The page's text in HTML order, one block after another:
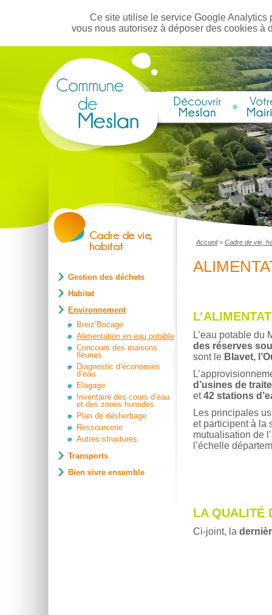
Ce site utilise le service Google
vous nous autorisez à déposer des cookies
Gestion des déchets
Habitat
Environnement
Breiz’Bocage
Alimentation en eau potable
Concours des maisons
fleuries
Diagnostic d’économies
d’eau
Elagage
Inventaire des cours d’eau
et des zones humides
Plan de désherbage
Ressourcerie
Autres structures
Transports
Bien vivre ensemble
Accueil> Cadre de vie,
L’eau potable du
des réserves
sont le Blavet,
d’usines de
et42 stations
Les principales
et participent à la
mutualisation de
l’échelle
LA QUALITÉ
Ci-joint, la